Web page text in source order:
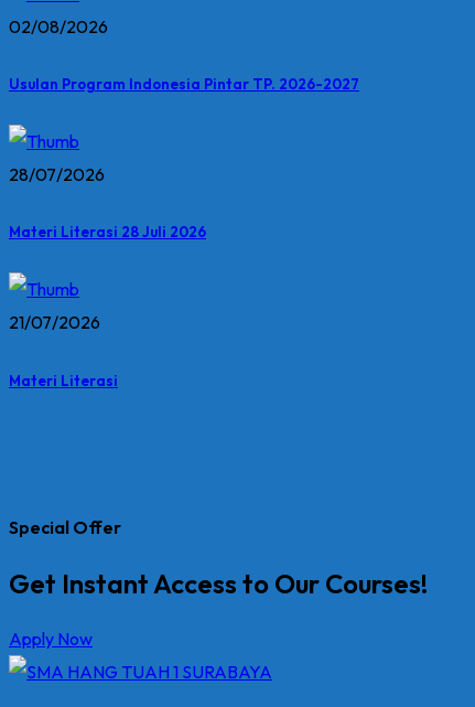
02/08/2026
Usulan Program Indonesia Pintar TP. 2026-2027
28/07/2026
Materi Literasi 28 Juli 2026
21/07/2026
Materi Literasi
Special Offer
Get Instant Access to Our Courses!
Apply Now